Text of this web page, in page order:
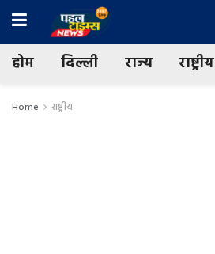
होम दिल्ली राज्य राष्ट्रीय
Home राष्ट्रीय